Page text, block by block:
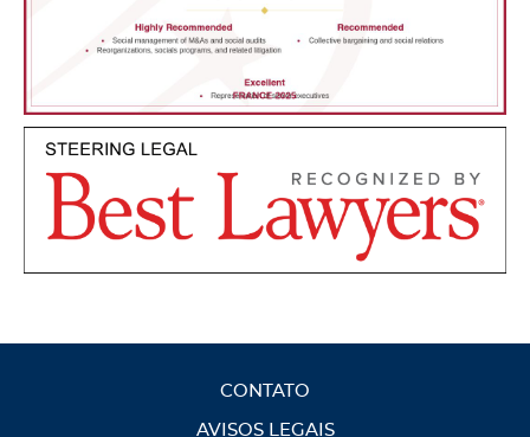
CONTATO
AVISOS LEGAIS